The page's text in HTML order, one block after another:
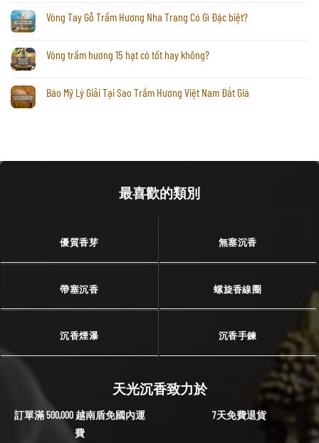
Vòng Tay Gỗ Trầm Hương Nha Trang Có Gì Đặc biệt?
Vòng trầm hương 15 hạt có tốt hay không?
Báo Mỹ Lý Giải Tại Sao Trầm Hương Việt Nam Đắt Giá
最喜歡的類別
優質香芽 無塞沉香
帶塞沉香 螺旋香線圈
沉香煙瀑 沉香手鍊
天光沉香致力於
訂單滿 500,000 越南盾免國內運
費
7天免費退貨